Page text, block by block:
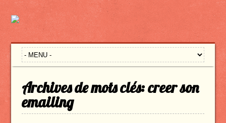
Archives de mots clés:creer son
emailing